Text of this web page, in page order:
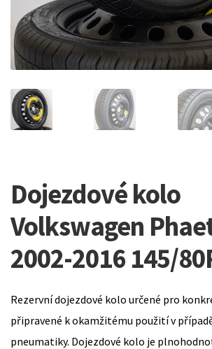
Dojezdové kolo
Volkswagen
2002-2016 145/
Rezervní dojezdové kolo určené pro
připravené k okamžitému použití v
pneumatiky. Dojezdové kolo je